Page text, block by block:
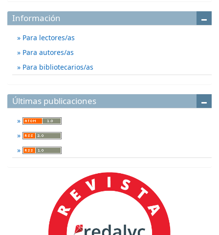
Información
Para lectores/as
Para autores/as
Para bibliotecarios/as
Últimas publicaciones